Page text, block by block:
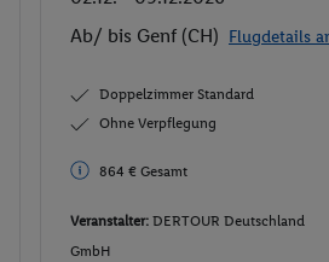
Ab/ bis Genf (CH) Flugdetails
Doppelzimmer Standard
Ohne Verpflegung
864 € Gesamt
Veranstalter: DERTOUR Deutschland
GmbH